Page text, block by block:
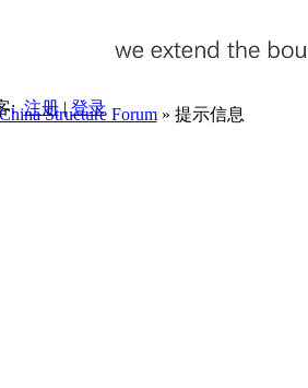
:注册|登录
Structure Forum» 提示信息